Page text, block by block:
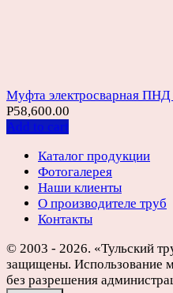
Муфта электросварная
Р58,600.00
Add to cart
Каталог продукции
Фотогалерея
Наши клиенты
О производителе труб
Контакты
© 2003 - 2026. «Тульский
защищены. Использование
без разрешения